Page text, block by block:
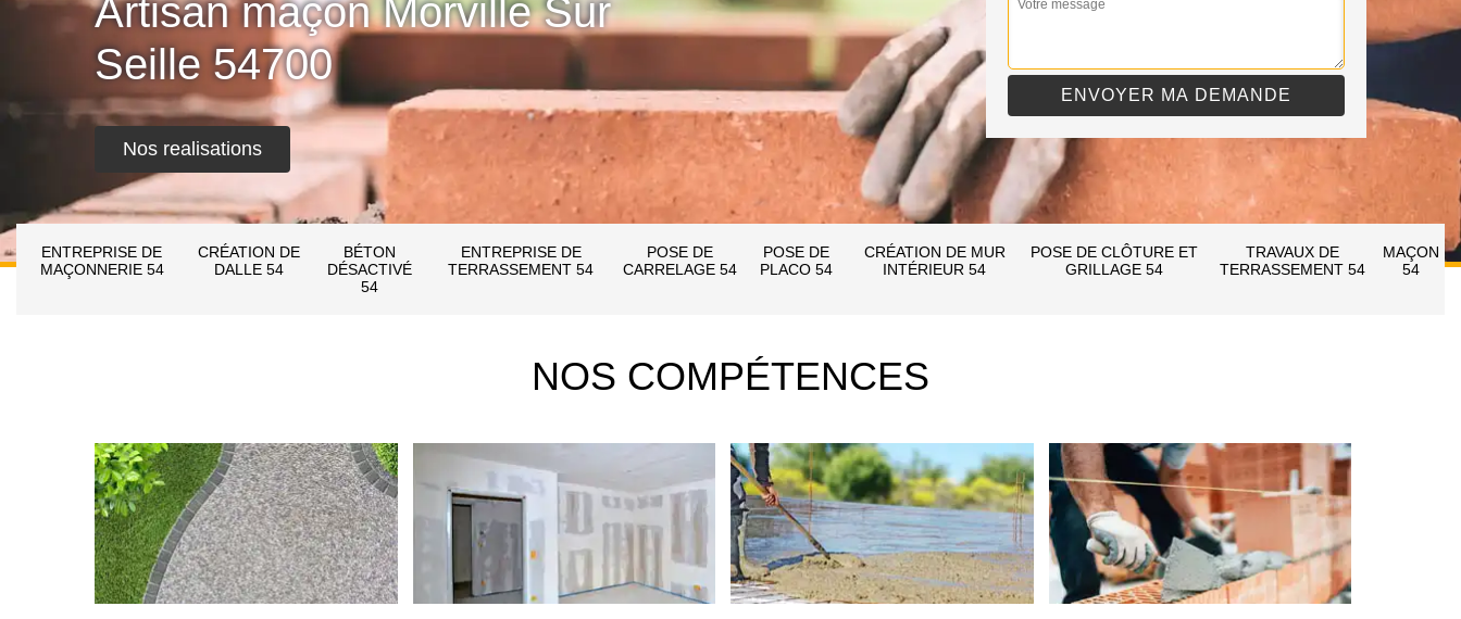
Artisan maçon Morville Sur
Seille 54700
Nos realisations
ENTREPRISE DE
MAÇONNERIE 54
CRÉATION DE
DALLE 54
BÉTON
DÉSACTIVÉ
54
ENTREPRISE DE
TERRASSEMENT 54
POSE DE
CARRELAGE 54
POSE DE
PLACO 54
CRÉATION DE MUR
INTÉRIEUR 54
POSE DE CLÔTURE ET
GRILLAGE 54
TRAVAUX DE
TERRASSEMENT 54
MAÇON
54
NOS COMPÉTENCES